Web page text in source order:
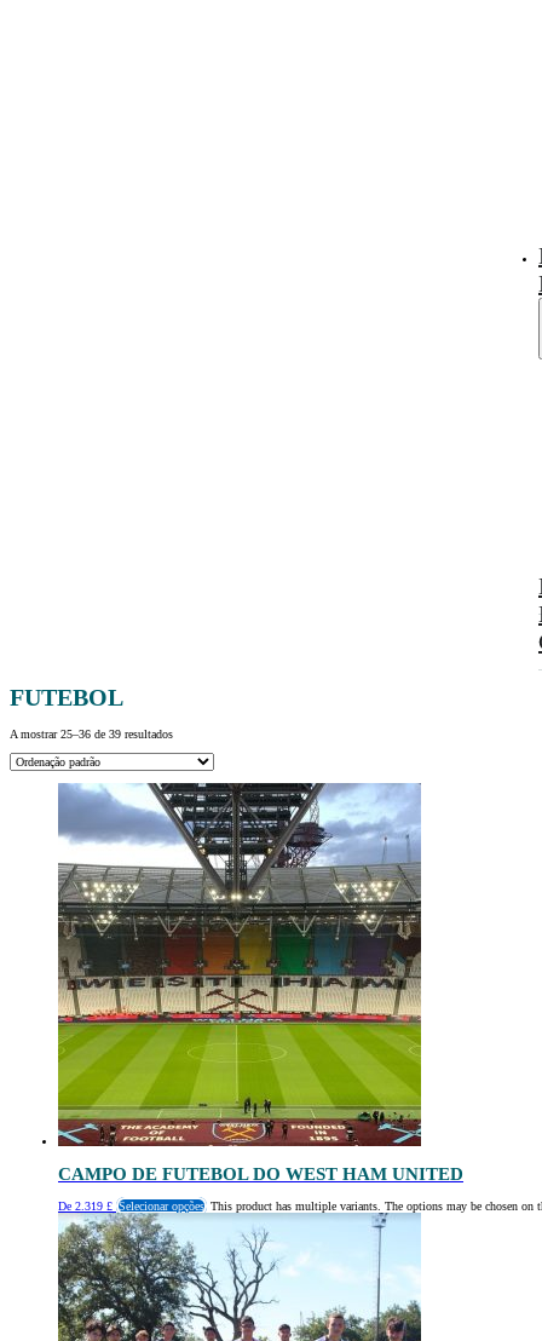
FUTEBOL
A mostrar 25–36 de 39 resultados
CAMPO DE FUTEBOL DO WEST HAM UNITED
De 2.319 £ Selecionar opções This product has multiple variants. The options may be chosen on